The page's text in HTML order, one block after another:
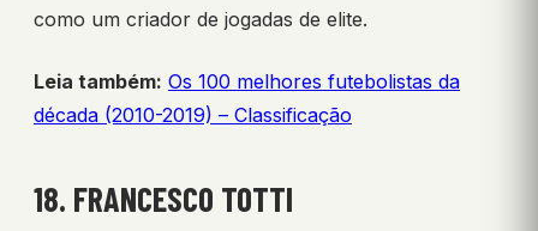
como um criador de jogadas de elite.
Leia também: Os 100 melhores futebolistas da
década (2010-2019) – Classificação
18. FRANCESCO TOTTI